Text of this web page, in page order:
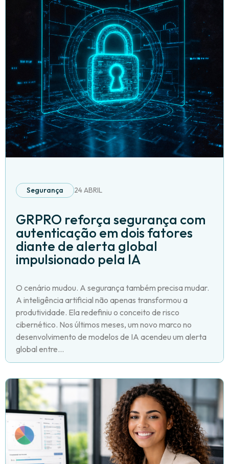
Segurança 24 ABRIL
GRPRO reforça segurança com
autenticação em dois fatores
diante de alerta global
impulsionado pela IA
O cenário mudou. A segurança também precisa mudar.
A inteligência artificial não apenas transformou a
produtividade. Ela redefiniu o conceito de risco
cibernético. Nos últimos meses, um novo marco no
desenvolvimento de modelos de IA acendeu um alerta
global entre...